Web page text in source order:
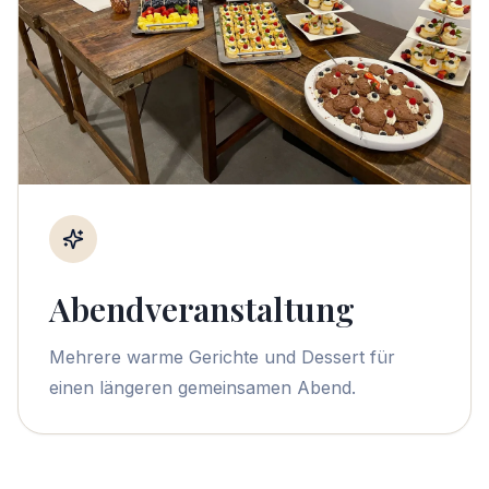
Abendveranstaltung
Mehrere warme Gerichte und Dessert für
einen längeren gemeinsamen Abend.